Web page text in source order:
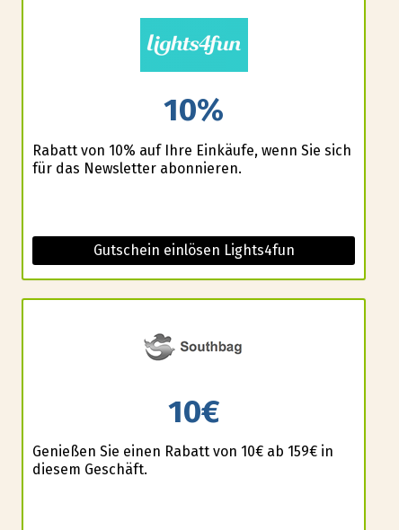
10%
Rabatt von 10% auf Ihre Einkäufe, wenn Sie sich
für das Newsletter abonnieren.
Gutschein einlösen Lights4fun
10€
Genießen Sie einen Rabatt von 10€ ab 159€ in
diesem Geschäft.